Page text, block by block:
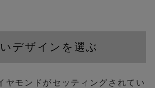
デザインを選ぶ
ヤモンドがセッティングされてい